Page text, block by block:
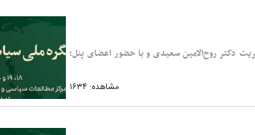
دکتر روح‌الامین سعیدی و با حضور اعضای پنل؛
مشاهده: ۱۶۳۴